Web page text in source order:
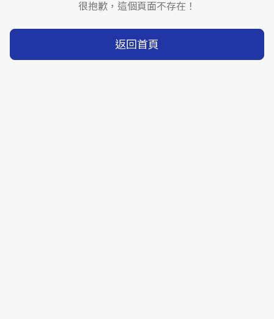
很抱歉，這個頁面不存在！
返回首頁